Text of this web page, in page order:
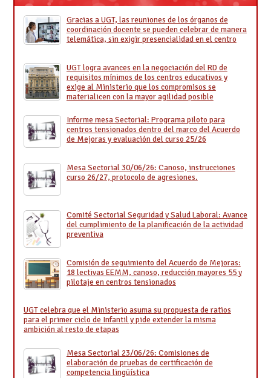
Gracias a UGT, las reuniones de los órganos de
coordinación docente se pueden celebrar de manera
telemática, sin exigir presencialidad en el centro
UGT logra avances en la negociación del RD de
requisitos mínimos de los centros educativos y
exige al Ministerio que los compromisos se
materialicen con la mayor agilidad posible
Informe mesa Sectorial: Programa piloto para
centros tensionados dentro del marco del Acuerdo
de Mejoras y evaluación del curso 25/26
Mesa Sectorial 30/06/26: Canoso, instrucciones
curso 26/27, protocolo de agresiones.
Comité Sectorial Seguridad y Salud Laboral: Avance
del cumplimiento de la planificación de la actividad
preventiva
Comisión de seguimiento del Acuerdo de Mejoras:
18 lectivas EEMM, canoso, reducción mayores 55 y
pilotaje en centros tensionados
UGT celebra que el Ministerio asuma su propuesta de ratios
para el primer ciclo de Infantil y pide extender la misma
ambición al resto de etapas
Mesa Sectorial 23/06/26: Comisiones de
elaboración de pruebas de certificación de
competencia lingüística